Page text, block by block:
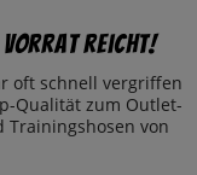
Vorrat reicht!
oft schnell vergriffen
Qualität zum Outlet-
Trainingshosen von